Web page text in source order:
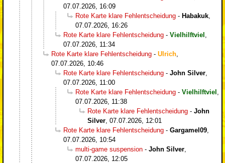
07.07.2026, 16:09
Rote Karte klare Fehlentscheidung - Habakuk
07.07.2026, 16:26
Rote Karte klare Fehlentscheidung - Vielhilftviel
07.07.2026, 11:34
Rote Karte klare Fehlentscheidung - Ulrich
07.07.2026, 10:46
Rote Karte klare Fehlentscheidung - John Silver
07.07.2026, 11:00
Rote Karte klare Fehlentscheidung - Vielhilftviel
07.07.2026, 11:38
Rote Karte klare Fehlentscheidung - John
Silver 07.07.2026, 12:01
Rote Karte klare Fehlentscheidung - Gargamel09
07.07.2026, 10:54
multi-game suspension - John Silver
07.07.2026, 12:05